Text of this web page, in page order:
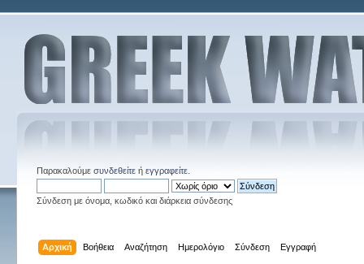
Παρακαλούμε συνδεθείτεή εγγραφείτε.
Σύνδεση με όνομα, κωδικό και διάρκεια σύνδεσης
Αρχική Βοήθεια Αναζήτηση Ημερολόγιο Σύνδεση Εγγραφή